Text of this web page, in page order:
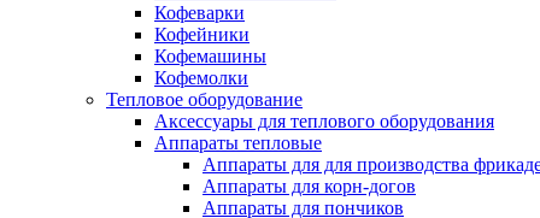
Кофеварки
Кофейники
Кофемашины
Кофемолки
Тепловое оборудование
Аксессуары для теплового оборудования
Аппараты тепловые
Аппараты для для производства
Аппараты для корн-догов
Аппараты для пончиков